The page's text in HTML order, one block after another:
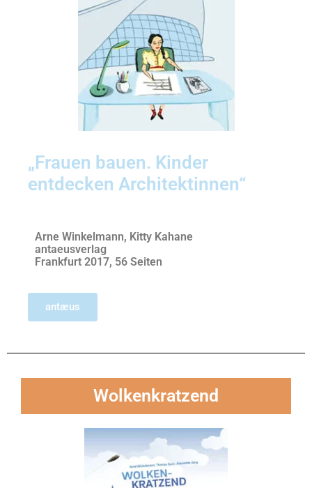
„Frauen bauen. Kinder
entdecken Architektinnen“
Arne Winkelmann, Kitty Kahane
antaeusverlag
Frankfurt 2017, 56 Seiten
antæus
Wolken­kratzend